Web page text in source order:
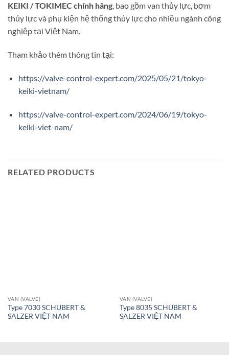
KEIKI / TOKIMEC chính hãng, bao gồm van thủy lực, bơm
thủy lực và phụ kiện hệ thống thủy lực cho nhiều ngành công
nghiệp tại Việt Nam.
Tham khảo thêm thông tin tại:
https://valve-control-expert.com/2025/05/21/tokyo-
keiki-vietnam/
https://valve-control-expert.com/2024/06/19/tokyo-
keiki-viet-nam/
RELATED PRODUCTS
VAN (VALVE)
Type 7030 SCHUBERT &
SALZER VIỆT NAM
VAN (VALVE)
Type 8035 SCHUBERT &
SALZER VIỆT NAM